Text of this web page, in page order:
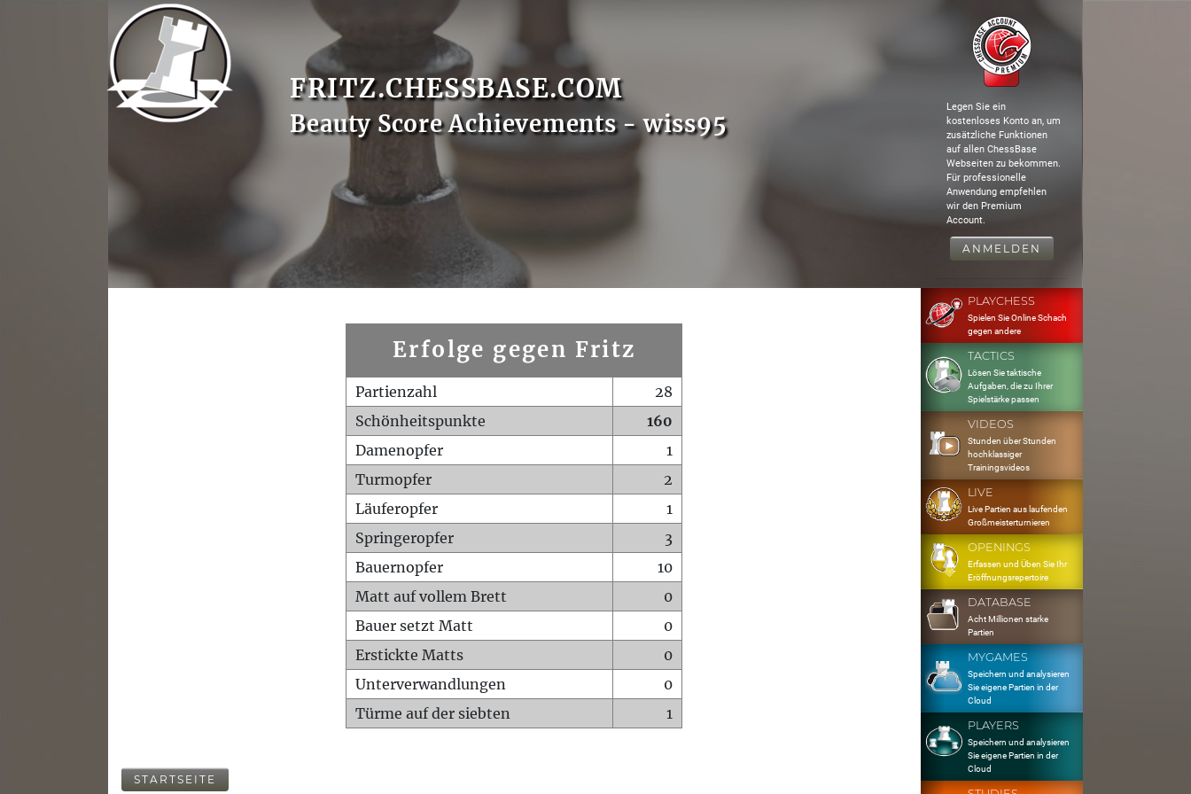
FRITZ.CHESSBASE.COM
Beauty Score Achievements - wiss95
Legen Sie ein
kostenloses Konto an, um
zusätzliche Funktionen
auf allen ChessBase
Webseiten zu bekommen.
Für professionelle
Anwendung empfehlen
wir den Premium
Account.
ANMELDEN
Erfolge gegen Fritz
Partienzahl
28
Schönheitspunkte
160
Damenopfer
1
Turmopfer
2
Läuferopfer
1
Springeropfer
3
Bauernopfer
10
Matt auf vollem Brett
0
Bauer setzt Matt
0
Erstickte Matts
0
Unterverwandlungen
0
Türme auf der siebten
1
STARTSEITE
PLAYCHESS
Spielen Sie Online Schach
gegen andere
TACTICS
Lösen Sie taktische
Aufgaben, die zu Ihrer
Spielstärke passen
VIDEOS
Stunden über Stunden
hochklassiger
Trainingsvideos
LIVE
Live Partien aus laufenden
Großmeisterturnieren
OPENINGS
Erfassen und Üben Sie Ihr
Eröffnungsrepertoire
DATABASE
Acht Millionen starke
Partien
MYGAMES
Speichern und analysieren
Sie eigene Partien in der
Cloud
PLAYERS
Speichern und analysieren
Sie eigene Partien in der
Cloud